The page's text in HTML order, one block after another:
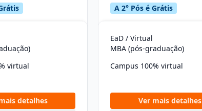
virtual
detalhes
A 2° Pós é Grátis
EaD / Virtual
MBA (pós-graduação)
Campus 100% virtual
Ver mais detalhes